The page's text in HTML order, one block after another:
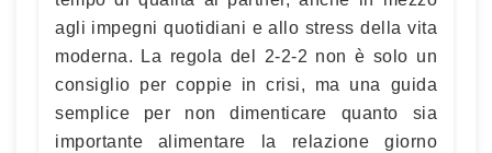
agli impegni quotidiani e allo stress della vita
moderna. La regola del 2-2-2 non è solo un
consiglio per coppie in crisi, ma una guida
semplice per non dimenticare quanto sia
importante alimentare la relazione giorno